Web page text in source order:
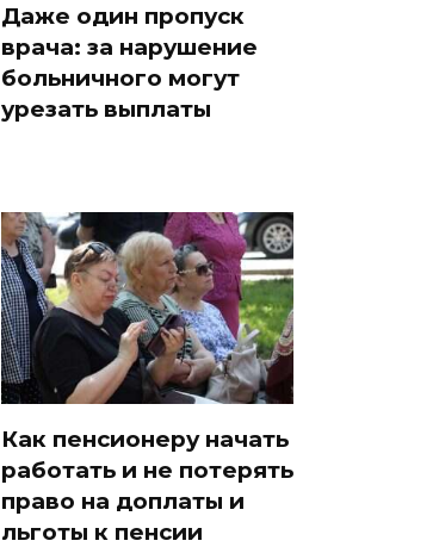
Даже один пропуск
врача: за нарушение
больничного могут
урезать выплаты
Как пенсионеру начать
работать и не потерять
право на доплаты и
льготы к пенсии